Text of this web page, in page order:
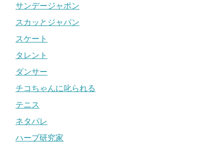
サンデージャポン
スカッとジャパン
スケート
タレント
ダンサー
チコちゃんに叱られる
テニス
ネタパレ
ハーブ研究家